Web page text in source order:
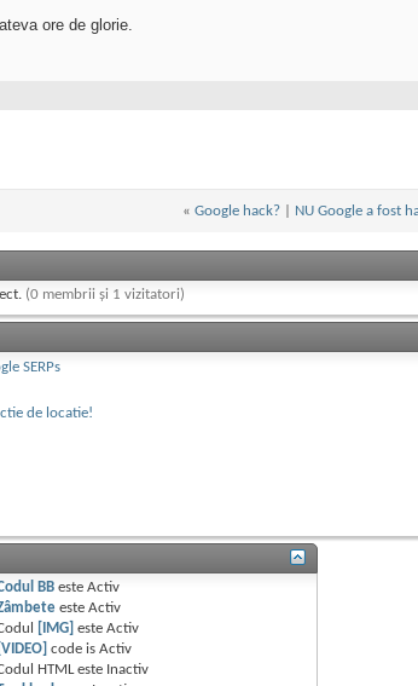
ore de glorie.
« Google hack?| NU Google a fost
(0 membrii și 1 vizitatori)
SERPs
de locatie!
BB esteActiv
esteActiv
[IMG] esteActiv
[VIDEO] code isActiv
HTML este Inactiv